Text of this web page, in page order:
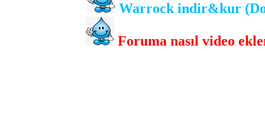
Warrock indir&kur
Foruma nasıl video